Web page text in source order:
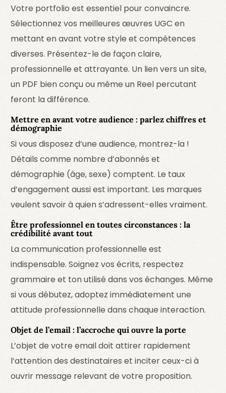
Votre portfolio est essentiel pour convaincre.
Sélectionnez vos meilleures œuvres UGC en
mettant en avant votre style et compétences
diverses. Présentez-le de façon claire,
professionnelle et attrayante. Un lien vers un site,
un PDF bien conçu ou même un Reel percutant
feront la différence.
Mettre en avant votre audience : parlez chiffres et
démographie
Si vous disposez d’une audience, montrez-la !
Détails comme nombre d’abonnés et
démographie (âge, sexe) comptent. Le taux
d’engagement aussi est important. Les marques
veulent savoir à quien s’adressent-elles vraiment.
Être professionnel en toutes circonstances : la
crédibilité avant tout
La communication professionnelle est
indispensable. Soignez vos écrits, respectez
grammaire et ton utilisé dans vos échanges. Même
si vous débutez, adoptez immédiatement une
attitude professionnelle dans chaque interaction.
Objet de l’email : l’accroche qui ouvre la porte
L’objet de votre email doit attirer rapidement
l’attention des destinataires et inciter ceux-ci à
ouvrir message relevant de votre proposition.